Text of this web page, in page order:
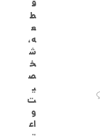
ق
ط
ع
ه،
ش
خ
ص
ی
ت
و
اع
ک
د
C
R
8
9
1
و
م
ا
ن